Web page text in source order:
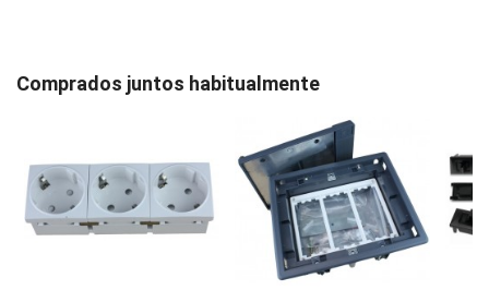
Comprados juntos habitualmente